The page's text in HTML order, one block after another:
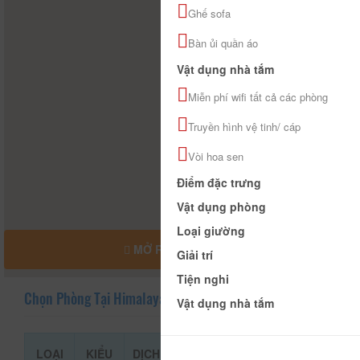
MỞ RỘNG BẢN ĐỒ
Chọn Phòng Tại Himalaya Phoenix Dalat Hotel
LOẠI
KIỂU
DỊCH
Ghế sofa
Bàn ủi quần áo
Vật dụng nhà tắm
Miễn phí wifi tất cả các phòng
Truyền hình vệ tinh/ cáp
Vòi hoa sen
Điểm đặc trưng
Vật dụng phòng
Loại giường
Giải trí
Tiện nghi
Vật dụng nhà tắm